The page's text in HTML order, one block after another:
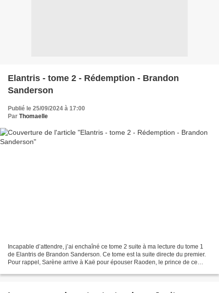
Elantris - tome 2 - Rédemption - Brandon
Sanderson
Publié le 25/09/2024 à 17:00
Par Thomaelle
Incapable d’attendre, j’ai enchaîné ce tome 2 suite à ma lecture du tome 1
de Elantris de Brandon Sanderson. Ce tome est la suite directe du premier.
Pour rappel, Sarène arrive à Kaë pour épouser Raoden, le prince de ce